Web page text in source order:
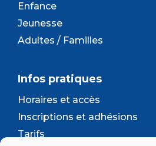
Enfance
Jeunesse
Adultes / Familles
Infos pratiques
Horaires et accès
Inscriptions et adhésions
Tarifs